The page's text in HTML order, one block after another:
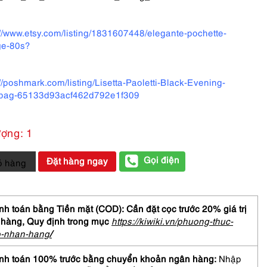
www.etsy.com/listing/1831607448/elegante-pochette-
80s?
poshmark.com/listing/Lisetta-Paoletti-Black-Evening-
65133d93acf462d792e1f309
1
hàng Đặt hàng ngay Gọi điện
toán bằng Tiền mặt (COD): Cần đặt cọc trước 20% giá trị
Quy định trong mục https://kiwiki.vn/phuong-thuc-
nhan-hang/
toán 100% trước bằng chuyển khoản ngân hàng: Nhập